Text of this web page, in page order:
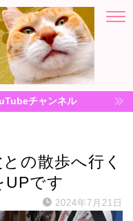
チャンネル
の散歩へ行く
UPです
2024年7月21日